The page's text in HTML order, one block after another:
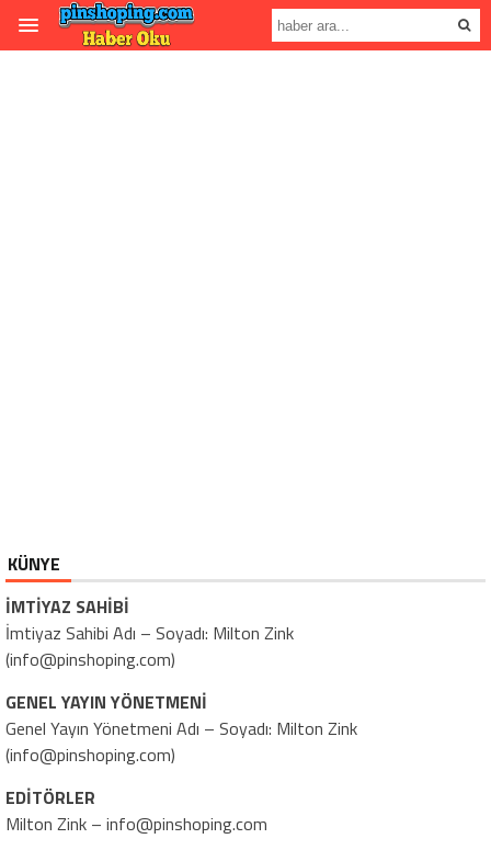
KÜNYE
İMTİYAZ SAHİBİ
İmtiyaz Sahibi Adı – Soyadı: Milton Zink
(info@pinshoping.com)
GENEL YAYIN YÖNETMENİ
Genel Yayın Yönetmeni Adı – Soyadı: Milton Zink
(info@pinshoping.com)
EDİTÖRLER
Milton Zink – info@pinshoping.com